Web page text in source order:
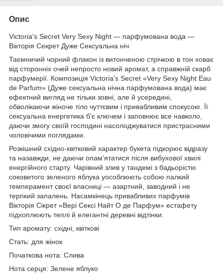
Опис
Victoria's Secret Very Sexy Night — парфумована вода —
Вікторія Секрет Дуже Сексуальна ніч
Таємничий чорний флакон із витонченою стрічкою в тон ховає
від сторонніх очей непросто новий аромат, а справжній скарб
парфумерії. Композиція Victoria's Secret «Very Sexy Night Eau
de Parfum» (Дуже сексуальна нічна парфумована вода) має
ефектний вигляд не тільки зовні, але й усередині,
обволікаючи жіноче тіло чуттєвим і привабливим спокусою. Її
сексуальна енергетика б'є ключем і заповнює все навколо,
даючи змогу своїй господині насолоджуватися пристрасними
чоловічими поглядами.
Розкішний східно-квітковий характер букета підкорює відразу
та назавжди, не даючи опам'ятатися після вибухової хвилі
енергійного старту. Чарівний злив у тандемі з бадьорістю
соковитого зеленого яблука уособлюють собою палкий
темперамент своєї власниці — азартний, заводний і не
терпкий запалень. Насамкінець привабливих парфумів
Вікторія Сікрет «Вері Сексі Найт О де Парфум» естафету
підхоплюють теплі й елегантні деревні відтінки.
Тип аромату: східні, квіткові
Стать: для жінок
Початкова нота: Слива
Нота серця: Зелене яблуко